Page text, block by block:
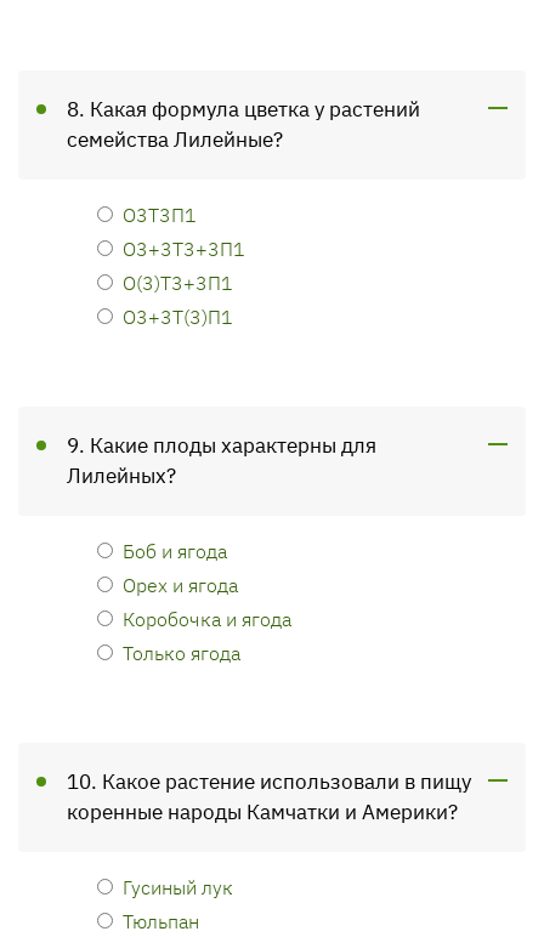
8. Какая формула цветка у растений
семейства Лилейные?
О3Т3П1
О3+3Т3+3П1
О(3)Т3+3П1
О3+3Т(3)П1
9. Какие плоды характерны для
Лилейных?
Боб и ягода
Орех и ягода
Коробочка и ягода
Только ягода
10. Какое растение использовали в пищу
коренные народы Камчатки и Америки?
Гусиный лук
Тюльпан